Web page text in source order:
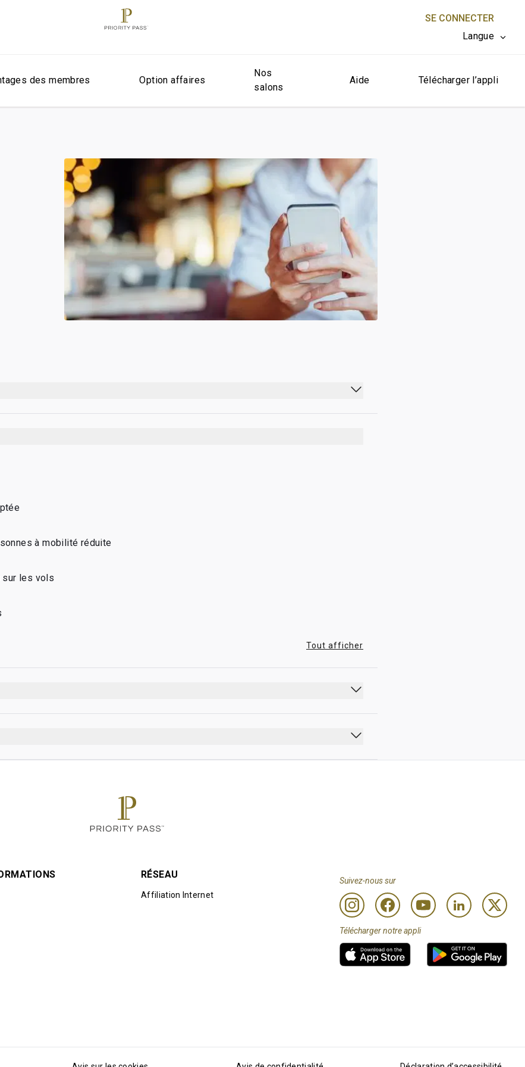
SE CONNECTER
Langue
FERMER X
des membres Option affaires
Nos
salons
Aide Télécharger l’appli
07:30 - 21:30
à mobilité réduite
sur les vols
Tout afficher
RÉSEAU
Affiliation Internet
Suivez-nous sur
Télécharger notre appli